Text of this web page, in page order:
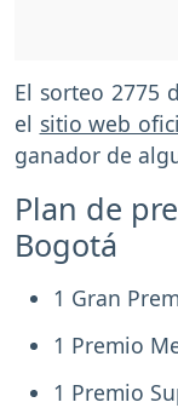
El sorteo 2775
el sitio web
ganador de
Plan de
Bogotá
1 Gran
1 Premio
1 Premio